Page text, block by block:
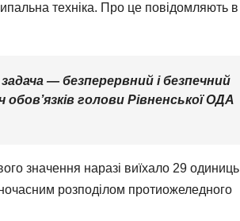
техніка. Про це повідомляють в
— безперервний і безпечний
голови Рівненської ОДА
значення наразі виїхало 29 одиниць
розподілом протиожеледного